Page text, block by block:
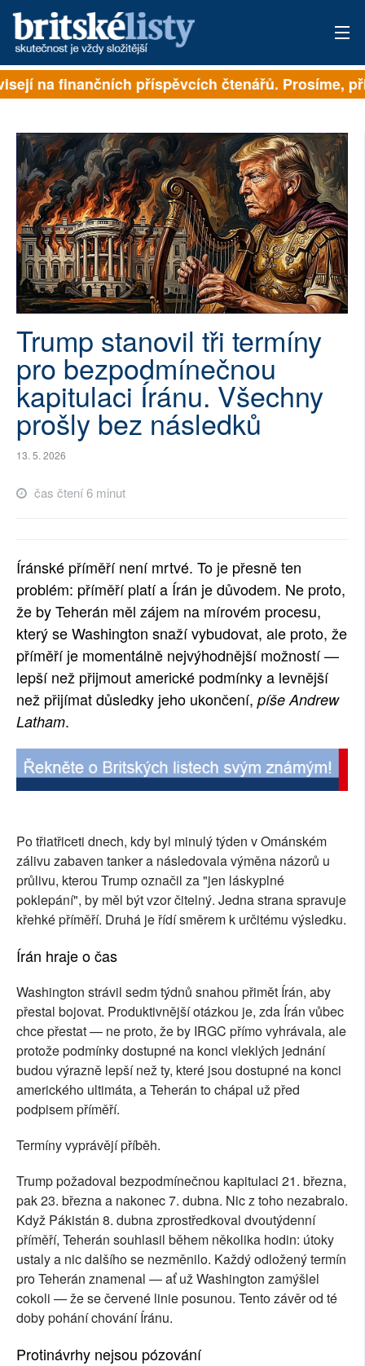
PŘIHLÁSIT
ARCHIV
ROZHOVORY
TÉMATA
NEJČTENĚJŠÍ ZA 7 DNÍ
AUTOŘI
PŘÍSPĚVKY NA PROVOZ
SOCIÁLNÍ SÍTĚ
RUBRIKY
PLNÁ VERZE STRÁNEK
na finančních příspěvcích čtenářů. Prosíme,
Trump stanovil tři termíny
pro bezpodmínečnou
kapitulaci Íránu. Všechny
prošly bez následků
13. 5. 2026
čas čtení 6 minut
Íránské příměří není mrtvé. To je přesně ten
problém: příměří platí a Írán je důvodem. Ne proto,
že by Teherán měl zájem na mírovém procesu,
který se Washington snaží vybudovat, ale proto, že
příměří je momentálně nejvýhodnější možností —
lepší než přijmout americké podmínky a levnější
než přijímat důsledky jeho ukončení, píše Andrew
Latham.
Po třiatřiceti dnech, kdy byl minulý týden v Ománském
zálivu zabaven tanker a následovala výměna názorů u
průlivu, kterou Trump označil za "jen láskyplné
poklepání", by měl být vzor čitelný. Jedna strana spravuje
křehké příměří. Druhá je řídí směrem k určitému výsledku.
Írán hraje o čas
Washington strávil sedm týdnů snahou přimět Írán, aby
přestal bojovat. Produktivnější otázkou je, zda Írán vůbec
chce přestat — ne proto, že by IRGC přímo vyhrávala, ale
protože podmínky dostupné na konci vleklých jednání
budou výrazně lepší než ty, které jsou dostupné na konci
amerického ultimáta, a Teherán to chápal už před
podpisem příměří.
Termíny vyprávějí příběh.
Trump požadoval bezpodmínečnou kapitulaci 21. března,
pak 23. března a nakonec 7. dubna. Nic z toho nezabralo.
Když Pákistán 8. dubna zprostředkoval dvoutýdenní
příměří, Teherán souhlasil během několika hodin: útoky
ustaly a nic dalšího se nezměnilo. Každý odložený termín
pro Teherán znamenal — ať už Washington zamýšlel
cokoli — že se červené linie posunou. Tento závěr od té
doby pohání chování Íránu.
Protinávrhy nejsou pózování